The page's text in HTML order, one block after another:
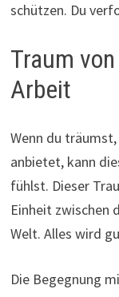
schützen. Du
Traum
Arbeit
Wenn du
anbietet, kann
fühlst. Dieser
Einheit zwischen
Welt. Alles wird
Die Begegnung